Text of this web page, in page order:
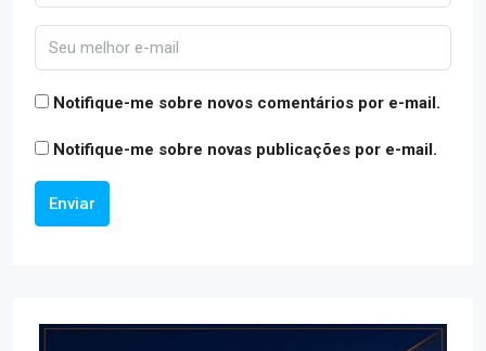
Notifique-me sobre novos comentários por e-mail.
Notifique-me sobre novas publicações por e-mail.
Enviar